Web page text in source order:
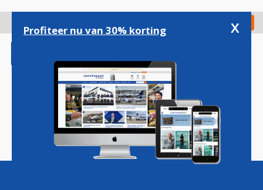
gaan
Check in
Magazine Podcasts Vacatures
Profiteer nu van 30% korting x